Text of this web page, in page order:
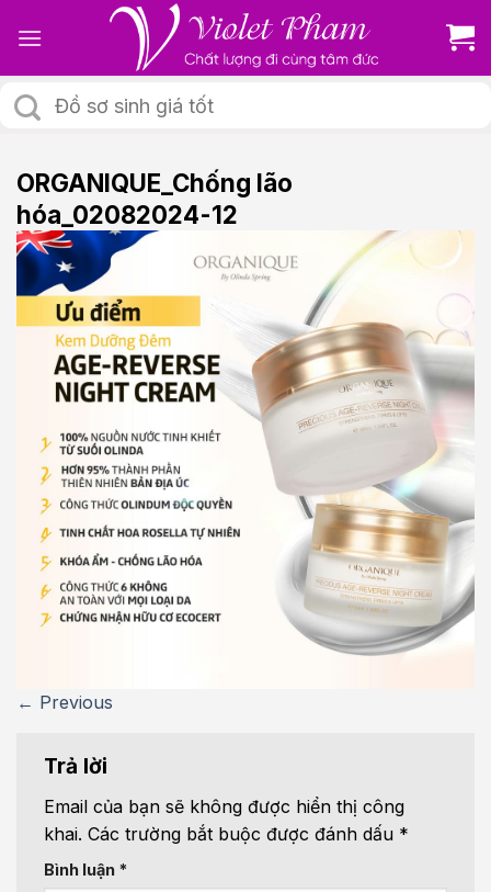
Tìm
kiếm:
ORGANIQUE_Chống lão
hóa_02082024-12
← Previous
Trả lời
Email của bạn sẽ không được hiển thị công
khai. Các trường bắt buộc được đánh dấu *
Bình luận *